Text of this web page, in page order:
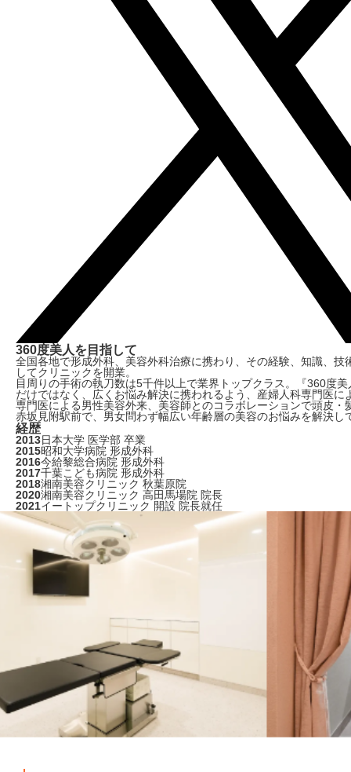
360度美人を目指して
全国各地で形成外科、美容外科治療に携わり、その経験、知識、技
してクリニックを開業。
目周りの手術の執刀数は5千件以上で業界トップクラス。『360度
だけではなく、広くお悩み解決に携われるよう、産婦人科専門医に
専門医による男性美容外来、美容師とのコラボレーションで頭皮・
赤坂見附駅前で、男女問わず幅広い年齢層の美容のお悩みを解決し
経歴
2013日本大学 医学部 卒業
2015昭和大学病院 形成外科
2016今給黎総合病院 形成外科
2017千葉こども病院 形成外科
2018湘南美容クリニック 秋葉原院
2020湘南美容クリニック 高田馬場院 院長
2021イートップクリニック 開設 院長就任